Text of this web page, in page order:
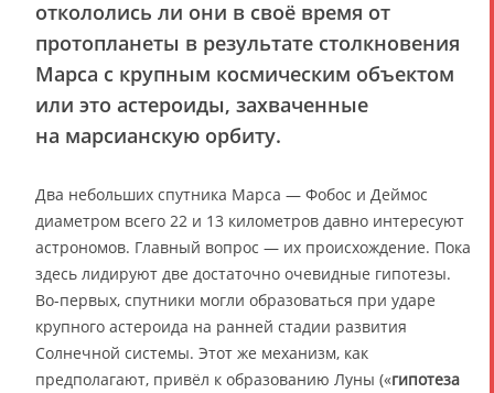
откололись ли они в своё время от
протопланеты в результате столкновения
Марса с крупным космическим объектом
или это астероиды, захваченные
на марсианскую орбиту.
Два небольших спутника Марса — Фобос и Деймос
диаметром всего 22 и 13 километров давно интересуют
астрономов. Главный вопрос — их происхождение. Пока
здесь лидируют две достаточно очевидные гипотезы.
Во-первых, спутники могли образоваться при ударе
крупного астероида на ранней стадии развития
Солнечной системы. Этот же механизм, как
предполагают, привёл к образованию Луны («гипотеза